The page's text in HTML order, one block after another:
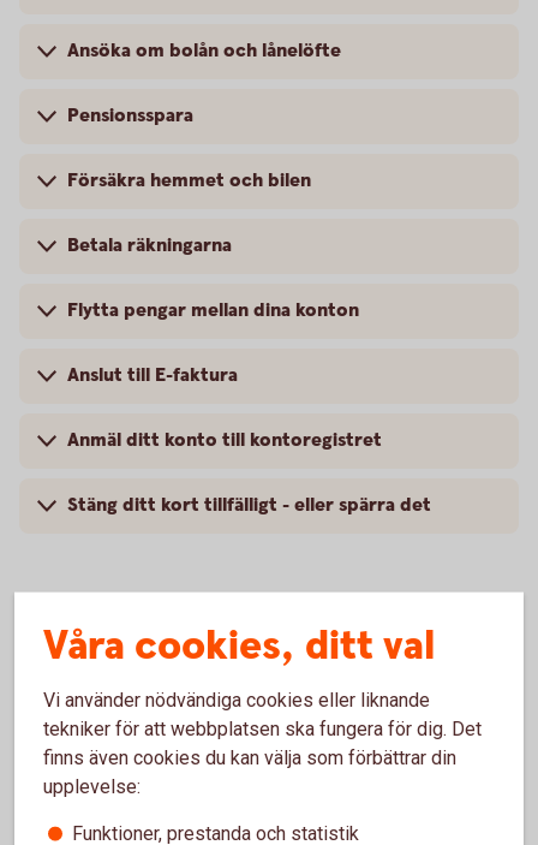
Ansöka om bolån och lånelöfte
Pensionsspara
Försäkra hemmet och bilen
Betala räkningarna
Flytta pengar mellan dina konton
Anslut till E-faktura
Anmäl ditt konto till kontoregistret
Stäng ditt kort tillfälligt - eller spärra det
Pris för Internetbanken
Årsavgift
0 kr 1
Årsavgift Internetbetalning
300 kr 2
Våra cookies, ditt val
Vi använder nödvändiga cookies eller liknande
tekniker för att webbplatsen ska fungera för dig. Det
finns även cookies du kan välja som förbättrar din
upplevelse:
Funktioner, prestanda och statistik